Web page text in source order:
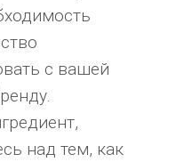
с вашей
над тем, как